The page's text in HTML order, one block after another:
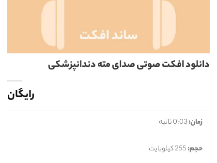
دانلود افکت صوتی صدای مته دندانپزشکی
رایگان
زمان:0:03 ثانیه
حجم:255 کیلوبایت